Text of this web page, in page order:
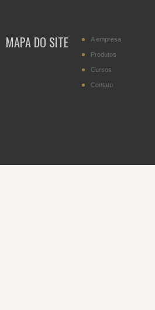
MAPA DO SITE A empresa
Produtos
Cursos
Contato